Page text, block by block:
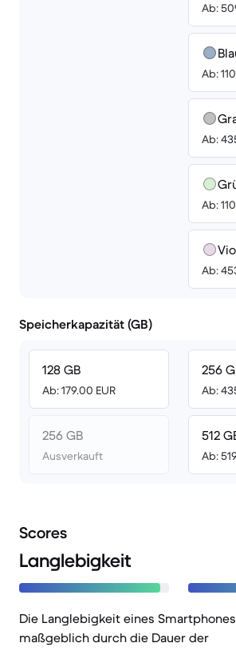
Ab:
Ab:
Ab:
Ab:
Ab:
Speicherkapazität (GB)
128 GB
Ab: 179.00 EUR
256 GB
Ausverkauft
256
Ab:
512
Ab:
Scores
Langlebigkeit
Die Langlebigkeit eines
maßgeblich durch die Dauer der